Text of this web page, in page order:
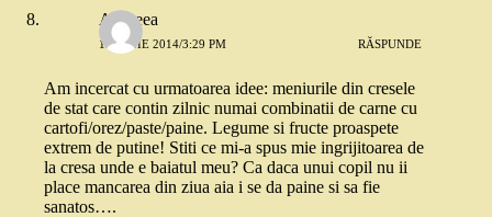
Andreea
12 IUNIE 2014/3:29 PM RĂSPUNDE
Am incercat cu urmatoarea idee: meniurile din cresele
de stat care contin zilnic numai combinatii de carne cu
cartofi/orez/paste/paine. Legume si fructe proaspete
extrem de putine! Stiti ce mi-a spus mie ingrijitoarea de
la cresa unde e baiatul meu? Ca daca unui copil nu ii
place mancarea din ziua aia i se da paine si sa fie
sanatos….